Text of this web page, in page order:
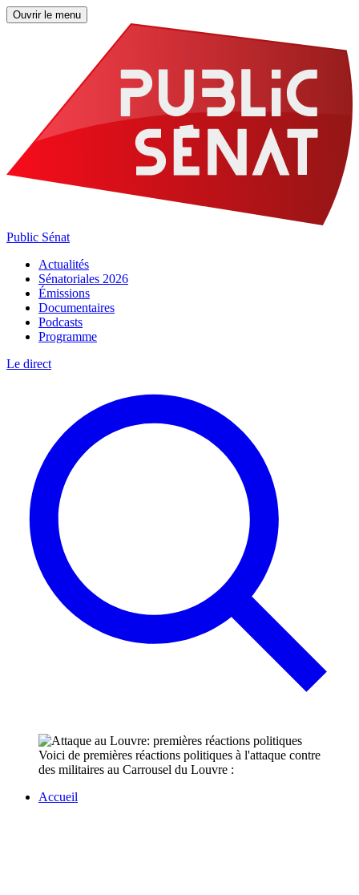
Ouvrir le menu
Public Sénat
Actualités
Sénatoriales 2026
Émissions
Documentaires
Podcasts
Programme
Le direct
Voici de premières réactions politiques à l'attaque contre
des militaires au Carrousel du Louvre :
Accueil